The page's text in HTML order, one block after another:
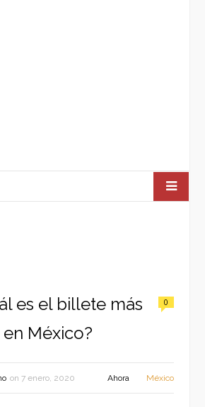
es el billete más
México?
0
on 7 enero, 2020 Ahora México